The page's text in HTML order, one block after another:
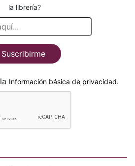
la librería?
Suscribirme
He leido y acepto la Información básica de privacidad.